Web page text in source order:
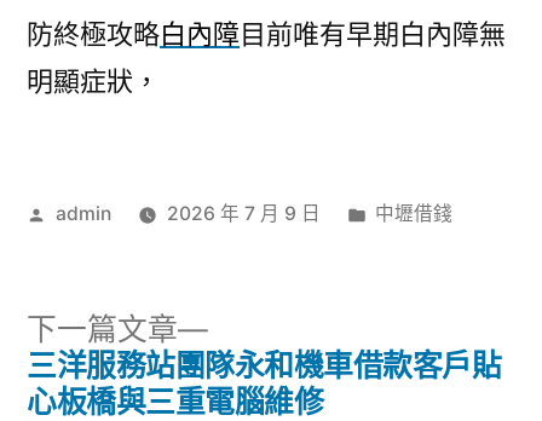
防終極攻略白內障目前唯有早期白內障無
明顯症狀，
作
admin 2026 年 7 月 9 日
分
中壢借錢
文
下一篇文章
下
一
篇
三洋服務站團隊永和機車借款客戶貼
心板橋與三重電腦維修